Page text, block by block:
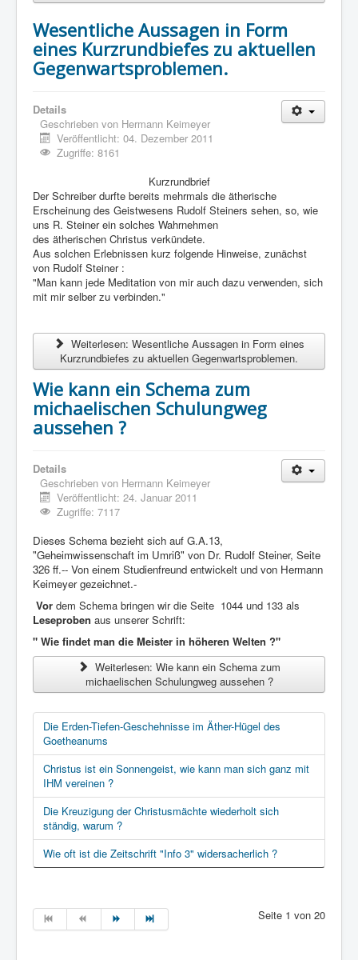
Wesentliche Aussagen in Form
eines Kurzrundbiefes zu aktuellen
Gegenwartsproblemen.
Details
Geschrieben von Hermann Keimeyer
Veröffentlicht: 04. Dezember 2011
Zugriffe: 8161
Kurzrundbrief
Der Schreiber durfte bereits mehrmals die ätherische
Erscheinung des Geistwesens Rudolf Steiners sehen, so, wie
uns R. Steiner ein solches Wahrnehmen
des ätherischen Christus verkündete.
Aus solchen Erlebnissen kurz folgende Hinweise, zunächst
von Rudolf Steiner :
"Man kann jede Meditation von mir auch dazu verwenden, sich
mit mir selber zu verbinden."
Weiterlesen: Wesentliche Aussagen in Form eines
Kurzrundbiefes zu aktuellen Gegenwartsproblemen.
Wie kann ein Schema zum
michaelischen Schulungweg
aussehen ?
Details
Geschrieben von Hermann Keimeyer
Veröffentlicht: 24. Januar 2011
Zugriffe: 7117
Dieses Schema bezieht sich auf G.A.13,
"Geheimwissenschaft im Umriß" von Dr. Rudolf Steiner, Seite
326 ff.-- Von einem Studienfreund entwickelt und von Hermann
Keimeyer gezeichnet.-
Vor dem Schema bringen wir die Seite 1044 und 133 als
Leseproben aus unserer Schrift:
" Wie findet man die Meister in höheren Welten ?"
Weiterlesen: Wie kann ein Schema zum
michaelischen Schulungweg aussehen ?
Die Erden-Tiefen-Geschehnisse im Äther-Hügel des
Goetheanums
Christus ist ein Sonnengeist, wie kann man sich ganz mit
IHM vereinen ?
Die Kreuzigung der Christusmächte wiederholt sich
ständig, warum ?
Wie oft ist die Zeitschrift "Info 3" widersacherlich ?
Seite 1 von 20